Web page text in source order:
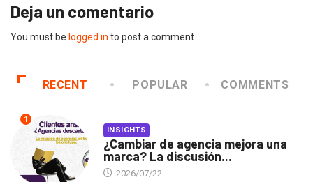
Deja un comentario
You must be logged in to post a comment.
RECENT POPULAR COMMENTS
1
INSIGHTS
¿Cambiar de agencia mejora una
marca? La discusión...
2026/07/22